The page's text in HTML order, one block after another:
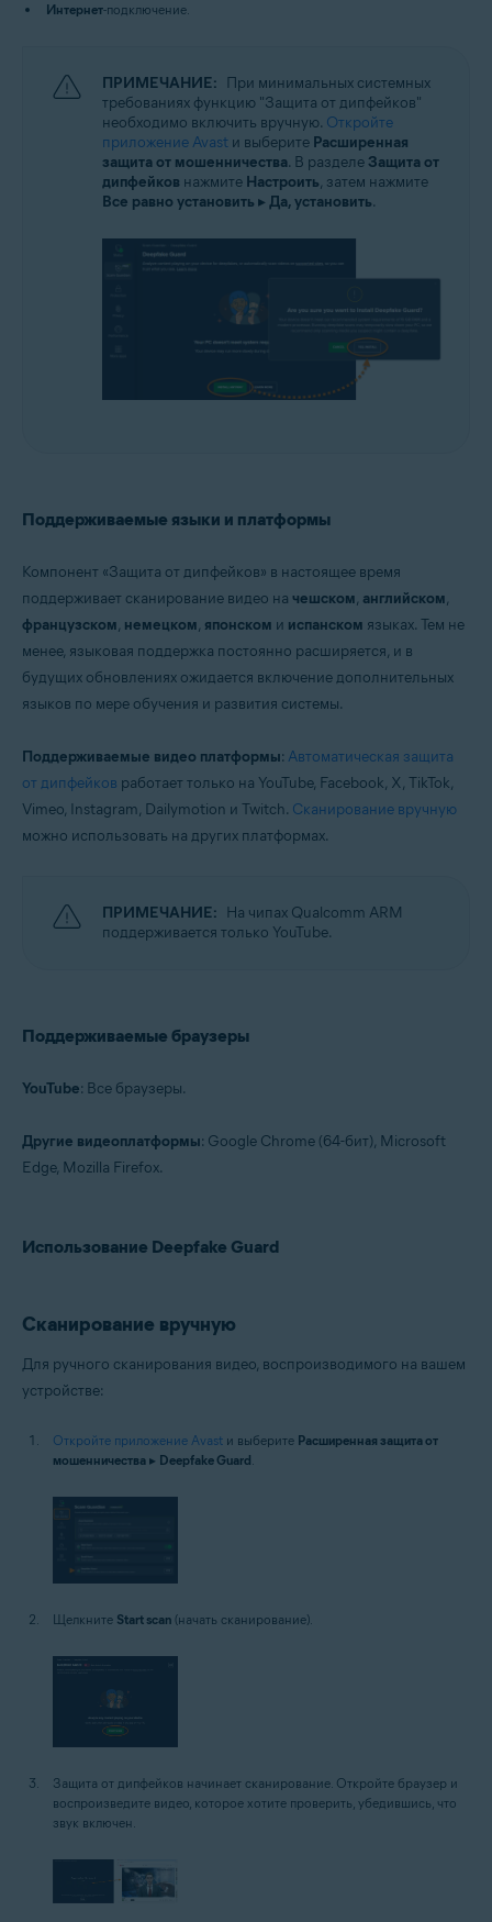
Интернет-подключение.
ПРИМЕЧАНИЕ: При минимальных системных
требованиях функцию "Защита от дипфейков"
необходимо включить вручную. Откройте
приложение Avast и выберите Расширенная
защита от мошенничества. В разделе Защита от
дипфейков нажмите Настроить, затем нажмите
Все равно установить ▸ Да, установить.
Поддерживаемые языки и платформы
Компонент «Защита от дипфейков» в настоящее время
поддерживает сканирование видео на чешском, английском,
французском, немецком, японском и испанском языках. Тем не
менее, языковая поддержка постоянно расширяется, и в
будущих обновлениях ожидается включение дополнительных
языков по мере обучения и развития системы.
Поддерживаемые видео платформы: Автоматическая защита
от дипфейков работает только на YouTube, Facebook, X, TikTok,
Vimeo, Instagram, Dailymotion и Twitch. Сканирование вручную
можно использовать на других платформах.
ПРИМЕЧАНИЕ: На чипах Qualcomm ARM
поддерживается только YouTube.
Поддерживаемые браузеры
YouTube: Все браузеры.
Другие видеоплатформы: Google Chrome (64-бит), Microsoft
Edge, Mozilla Firefox.
Использование Deepfake Guard
Сканирование вручную
Для ручного сканирования видео, воспроизводимого на вашем
устройстве:
Откройте приложение Avast и выберите Расширенная защита от
мошенничества ▸ Deepfake Guard
Щелкните Start scan (начать сканирование).
Защита от дипфейков начинает сканирование. Откройте браузер и
воспроизведите видео, которое хотите проверить, убедившись, что
звук включен.